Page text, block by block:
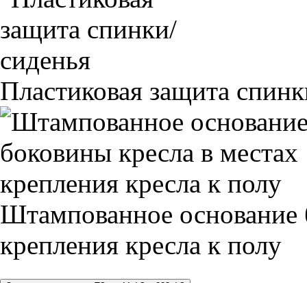
Пластиковая защита
Штампованное основание
крепления кресла к полу